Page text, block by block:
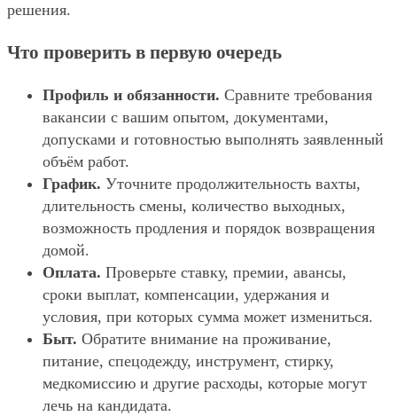
решения.
Что проверить в первую очередь
Профиль и обязанности. Сравните требования
вакансии с вашим опытом, документами,
допусками и готовностью выполнять заявленный
объём работ.
График. Уточните продолжительность вахты,
длительность смены, количество выходных,
возможность продления и порядок возвращения
домой.
Оплата. Проверьте ставку, премии, авансы,
сроки выплат, компенсации, удержания и
условия, при которых сумма может измениться.
Быт. Обратите внимание на проживание,
питание, спецодежду, инструмент, стирку,
медкомиссию и другие расходы, которые могут
лечь на кандидата.